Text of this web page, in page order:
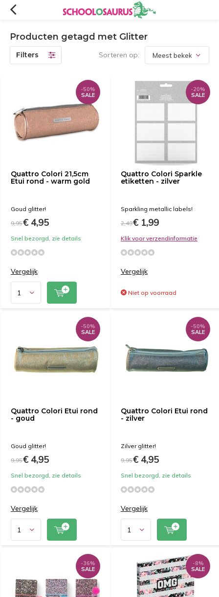
Producten getagd met Glitter
Filters Sorteren op:
Quattro Colori 21,5cm
Etui rond - warm gold
-50%
SALE
Goud glitter!
9,95€ 4,95
Snel bezorgd, zie details
Vergelijk
Quattro Colori Sparkle
etiketten - zilver
-20%
SALE
Sparkling metallic labels!
2,49€ 1,99
Klik voor verzendinformatie
Vergelijk
Niet op voorraad
Quattro Colori Etui rond
- goud
-50%
SALE
Goud glitter!
9,95€ 4,95
Snel bezorgd, zie details
Vergelijk
Quattro Colori Etui rond
- zilver
-50%
SALE
Zilver glitter!
9,95€ 4,95
Snel bezorgd, zie details
Vergelijk
-36%
SALE
-8%
SALE